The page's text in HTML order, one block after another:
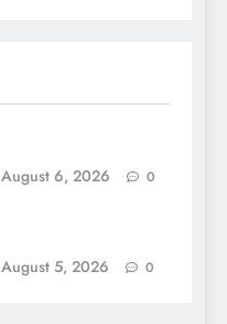
August 6, 2026 0
August 5, 2026 0